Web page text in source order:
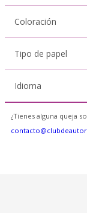
Coloración
Tipo de papel
Idioma
¿Tienes alguna queja